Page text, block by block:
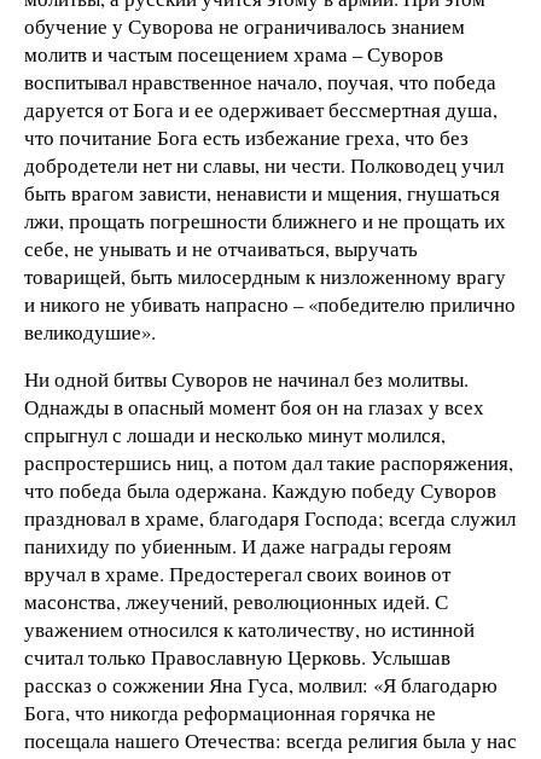
обучение у Суворова не ограничивалось знанием
молитв и частым посещением храма – Суворов
воспитывал нравственное начало, поучая, что победа
даруется от Бога и ее одерживает бессмертная душа,
что почитание Бога есть избежание греха, что без
добродетели нет ни славы, ни чести. Полководец учил
быть врагом зависти, ненависти и мщения, гнушаться
лжи, прощать погрешности ближнего и не прощать их
себе, не унывать и не отчаиваться, выручать
товарищей, быть милосердным к низложенному врагу
и никого не убивать напрасно – «победителю прилично
великодушие».
Ни одной битвы Суворов не начинал без молитвы.
Однажды в опасный момент боя он на глазах у всех
спрыгнул с лошади и несколько минут молился,
распростершись ниц, а потом дал такие распоряжения,
что победа была одержана. Каждую победу Суворов
праздновал в храме, благодаря Господа; всегда служил
панихиду по убиенным. И даже награды героям
вручал в храме. Предостерегал своих воинов от
масонства, лжеучений, революционных идей. С
уважением относился к католичеству, но истинной
считал только Православную Церковь. Услышав
рассказ о сожжении Яна Гуса, молвил: «Я благодарю
Бога, что никогда реформационная горячка не
посещала нашего Отечества: всегда религия была у нас